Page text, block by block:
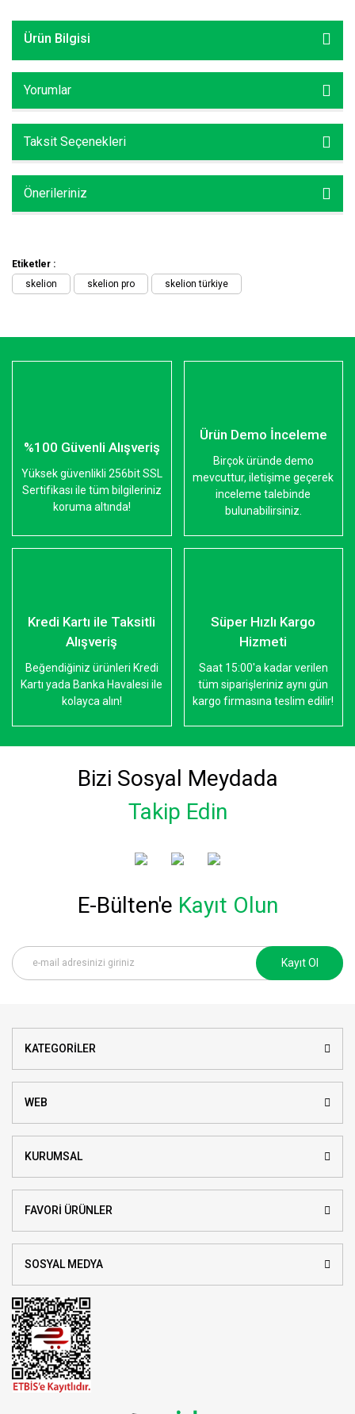
Ürün Bilgisi
Yorumlar
Taksit Seçenekleri
Önerileriniz
Etiketler :
skelion
skelion pro skelion türkiye
%100 Güvenli Alışveriş
Yüksek güvenlikli 256bit SSL
Sertifikası ile tüm bilgileriniz
koruma altında!
Ürün Demo İnceleme
Birçok üründe demo
mevcuttur, iletişime geçerek
inceleme talebinde
bulunabilirsiniz.
Kredi Kartı ile Taksitli
Alışveriş
Beğendiğiniz ürünleri Kredi
Kartı yada Banka Havalesi ile
kolayca alın!
Süper Hızlı Kargo
Hizmeti
Saat 15:00'a kadar verilen
tüm siparişleriniz aynı gün
kargo firmasına teslim edilir!
Bizi Sosyal Meydada
Takip Edin
E-Bülten'e Kayıt Olun
Kayıt Ol
KATEGORİLER
WEB
KURUMSAL
FAVORİ ÜRÜNLER
SOSYAL MEDYA